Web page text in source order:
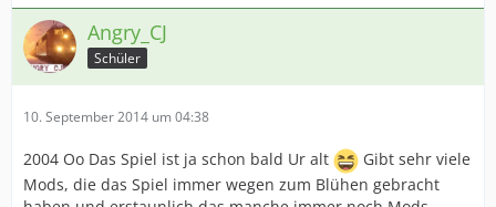
Angry_CJ
Schüler
10. September 2014 um 04:38
2004 Oo Das Spiel ist ja schon bald Ur alt
Gibt sehr viele
Mods, die das Spiel immer wegen zum Blühen gebracht